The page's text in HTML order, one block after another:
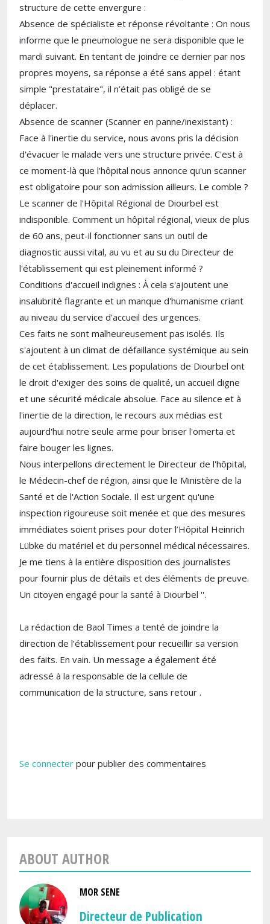
structure de cette envergure :
​Absence de spécialiste et réponse révoltante : On nous
informe que le pneumologue ne sera disponible que le
mardi suivant. En tentant de joindre ce dernier par nos
propres moyens, sa réponse a été sans appel : étant
simple "prestataire", il n’était pas obligé de se
déplacer.
​Absence de scanner (Scanner en panne/inexistant) :
Face à l'inertie du service, nous avons pris la décision
d'évacuer le malade vers une structure privée. C'est à
ce moment-là que l'hôpital nous annonce qu'un scanner
est obligatoire pour son admission ailleurs. Le comble ?
Le scanner de l'Hôpital Régional de Diourbel est
indisponible. Comment un hôpital régional, vieux de plus
de 60 ans, peut-il fonctionner sans un outil de
diagnostic aussi vital, au vu et au su du Directeur de
l'établissement qui est pleinement informé ?
​Conditions d'accueil indignes : À cela s'ajoutent une
insalubrité flagrante et un manque d'humanisme criant
au niveau du service d'accueil des urgences.
​Ces faits ne sont malheureusement pas isolés. Ils
s'ajoutent à un climat de défaillance systémique au sein
de cet établissement. Les populations de Diourbel ont
le droit d'exiger des soins de qualité, un accueil digne
et une sécurité médicale absolue. Face au silence et à
l'inertie de la direction, le recours aux médias est
aujourd'hui notre seule arme pour briser l'omerta et
faire bouger les lignes.
​Nous interpellons directement le Directeur de l'hôpital,
le Médecin-chef de région, ainsi que le Ministère de la
Santé et de l'Action Sociale. Il est urgent qu'une
inspection rigoureuse soit menée et que des mesures
immédiates soient prises pour doter l’Hôpital Heinrich
Lübke du matériel et du personnel médical nécessaires.
​Je me tiens à la entière disposition des journalistes
pour fournir plus de détails et des éléments de preuve.
​Un citoyen engagé pour la santé à Diourbel ''.
La rédaction de Baol Times a tenté de joindre la
direction de l’établissement pour recueillir sa version
des faits. En vain. Un message a également été
adressé à la responsable de la cellule de
communication de la structure, sans retour .
Se connecter pour publier des commentaires
ABOUT AUTHOR
MOR SENE
Directeur de Publication